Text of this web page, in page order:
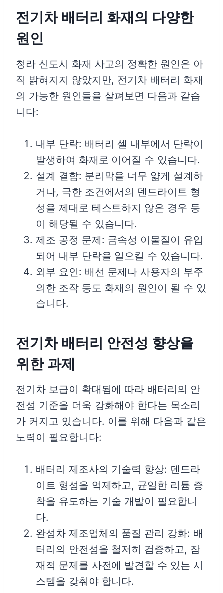
전기차 배터리 화재의 다양한
원인
청라 신도시 화재 사고의 정확한 원인은 아
직 밝혀지지 않았지만, 전기차 배터리 화재
의 가능한 원인들을 살펴보면 다음과 같습
니다:
내부 단락: 배터리 셀 내부에서 단락이
발생하여 화재로 이어질 수 있습니다.
설계 결함: 분리막을 너무 얇게 설계하
거나, 극한 조건에서의 덴드라이트 형
성을 제대로 테스트하지 않은 경우 등
이 해당될 수 있습니다.
제조 공정 문제: 금속성 이물질이 유입
되어 내부 단락을 일으킬 수 있습니다.
외부 요인: 배선 문제나 사용자의 부주
의한 조작 등도 화재의 원인이 될 수 있
습니다.
전기차 배터리 안전성 향상을
위한 과제
전기차 보급이 확대됨에 따라 배터리의 안
전성 기준을 더욱 강화해야 한다는 목소리
가 커지고 있습니다. 이를 위해 다음과 같은
노력이 필요합니다:
배터리 제조사의 기술력 향상: 덴드라
이트 형성을 억제하고, 균일한 리튬 증
착을 유도하는 기술 개발이 필요합니
다.
완성차 제조업체의 품질 관리 강화: 배
터리의 안전성을 철저히 검증하고, 잠
재적 문제를 사전에 발견할 수 있는 시
스템을 갖춰야 합니다.